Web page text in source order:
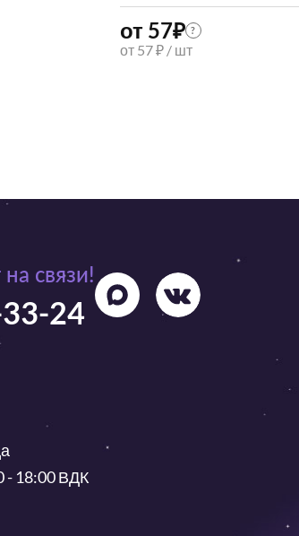
от 57₽ ?
от 57 ₽ / шт
связи!
24
- 18:00 ВДК